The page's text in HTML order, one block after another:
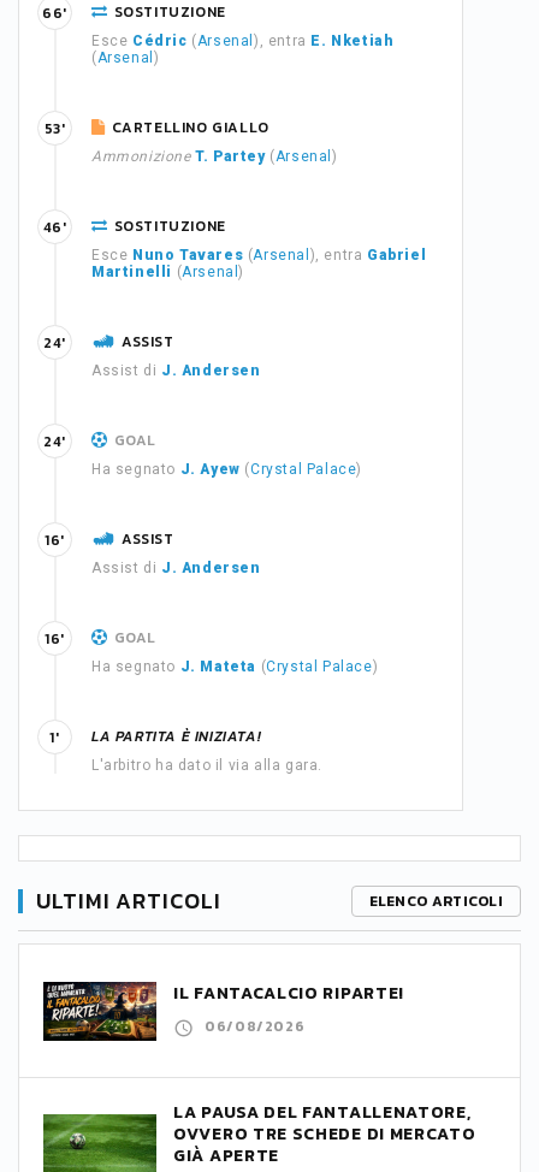
SOSTITUZIONE
Esce Cédric (Arsenal), entra E. Nketiah
(Arsenal )
66'
CARTELLINO GIALLO
Ammonizione T. Partey(Arsenal)
53'
SOSTITUZIONE
Esce Nuno Tavares (Arsenal ), entra Gabriel
Martinelli (Arsenal)
46'
ASSIST
Assist di J. Andersen
24'
GOAL
Ha segnato J. Ayew (Crystal Palace)
24'
ASSIST
Assist di J. Andersen
16'
GOAL
Ha segnato J. Mateta (Crystal Palace)
16'
LA PARTITA È INIZIATA!
L'arbitro ha dato il via alla gara.
1'
ULTIMI ARTICOLI ELENCO ARTICOLI
IL FANTACALCIO RIPARTE!
06/08/2026
LA PAUSA DEL FANTALLENATORE,
OVVERO TRE SCHEDE DI MERCATO
GIÀ APERTE